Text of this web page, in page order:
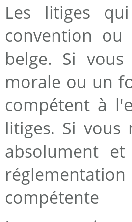
Les litiges
convention
belge. Si
morale ou un
compétent à
litiges. Si
absolument
compétente